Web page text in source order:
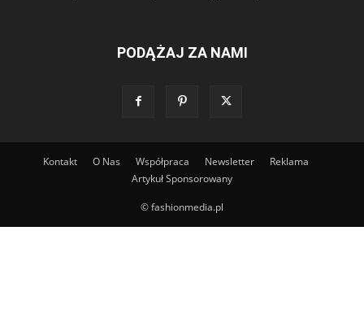
PODĄŻAJ ZA NAMI
Kontakt O Nas Współpraca Newsletter
Reklama
Artykuł Sponsorowany
© fashionmedia.pl